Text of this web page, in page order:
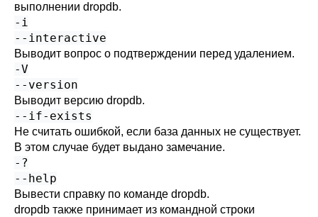
выполнении dropdb.
-i
--interactive
Выводит вопрос о подтверждении перед удалением.
-V
--version
Выводит версию dropdb.
--if-exists
Не считать ошибкой, если база данных не существует.
В этом случае будет выдано замечание.
-?
--help
Вывести справку по команде dropdb.
dropdb также принимает из командной строки